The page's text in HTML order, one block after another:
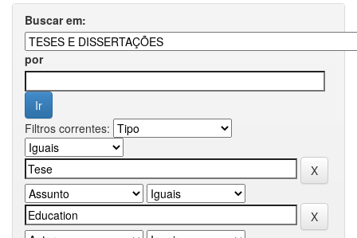
Buscar em:
por
Filtros correntes: